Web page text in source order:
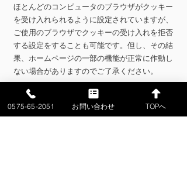
ほとんどのコンピュータのブラウザがクッキー
を受け入れられるように設定されていますが、
ご使用のブラウザでクッキーの受け入れを拒否
する設定をすることも可能です。但し、その結
果、ホームページの一部の機能が正常に作動し
ない場合がありますのでご了承ください。
2）他サイトのリンクについて
当社ホームページには、お客さまに対し、有用
0575-65-2051 お問い合わせ TOPへ